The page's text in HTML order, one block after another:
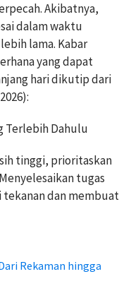
Akibatnya,
dalam waktu
lama. Kabar
yang dapat
hari dikutip dari
Terlebih Dahulu
tinggi, prioritaskan
tugas
tekanan dan membuat
Rekaman hingga